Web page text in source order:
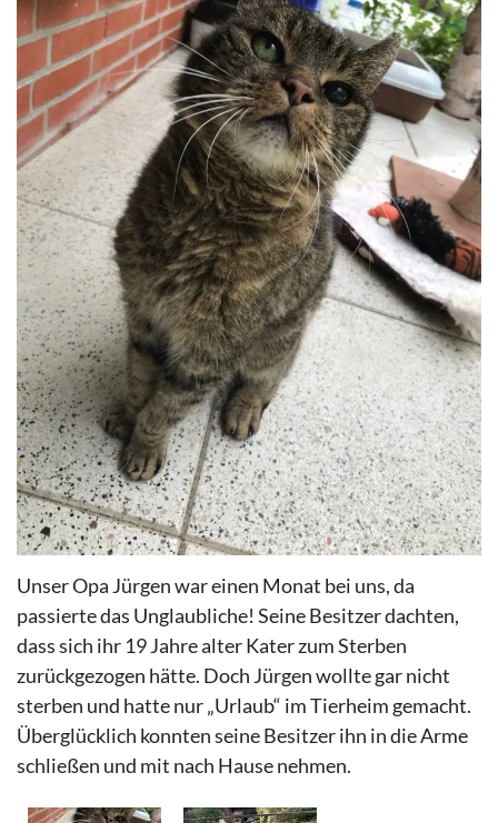
Unser Opa Jürgen war einen Monat bei uns, da
passierte das Unglaubliche! Seine Besitzer dachten,
dass sich ihr 19 Jahre alter Kater zum Sterben
zurückgezogen hätte. Doch Jürgen wollte gar nicht
sterben und hatte nur „Urlaub“ im Tierheim gemacht.
Überglücklich konnten seine Besitzer ihn in die Arme
schließen und mit nach Hause nehmen.